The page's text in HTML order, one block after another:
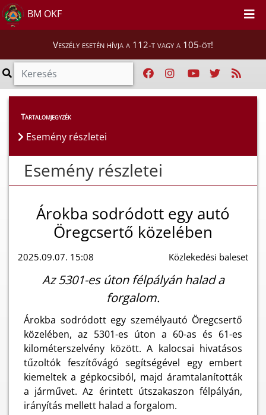
BM OKF
Veszély esetén hívja a 112-t vagy a 105-öt!
Esemény részletei
Tartalomjegyzék
Esemény részletei
Esemény részletei
Árokba sodródott egy autó
Öregcsertő közelében
2025.09.07. 15:08 Közlekedési baleset
Az 5301-es úton félpályán halad a
forgalom.
Árokba sodródott egy személyautó Öregcsertő
közelében, az 5301-es úton a 60-as és 61-es
kilométerszelvény között. A kalocsai hivatásos
tűzoltók feszítővágó segítségével egy embert
kiemeltek a gépkocsiból, majd áramtalanították
a járművet. Az érintett útszakaszon félpályán,
irányítás mellett halad a forgalom.